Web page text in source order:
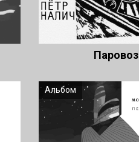
Паровоз
Альбом